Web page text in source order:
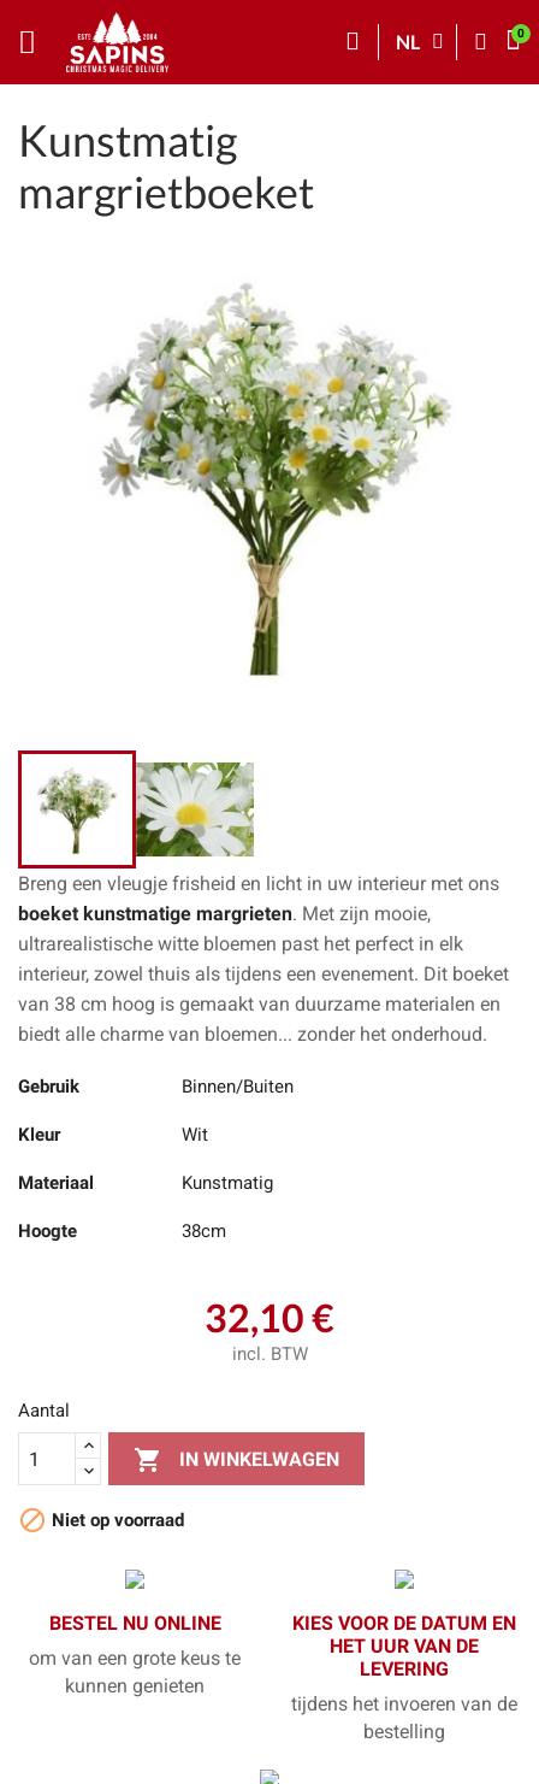
NL
Kunstmatig
margrietboeket
Breng een vleugje frisheid en licht in uw interieur met ons
boeket kunstmatige margrieten. Met zijn mooie,
ultrarealistische witte bloemen past het perfect in elk
interieur, zowel thuis als tijdens een evenement. Dit boeket
van 38 cm hoog is gemaakt van duurzame materialen en
biedt alle charme van bloemen... zonder het onderhoud.
Gebruik Binnen/Buiten
Kleur Wit
Materiaal Kunstmatig
Hoogte 38cm
32,10 €
incl. BTW
Aantal
 IN WINKELWAGEN
 Niet op voorraad
BESTEL NU ONLINE
om van een grote keus te
kunnen genieten
KIES VOOR DE DATUM EN
HET UUR VAN DE
LEVERING
tijdens het invoeren van de
bestelling